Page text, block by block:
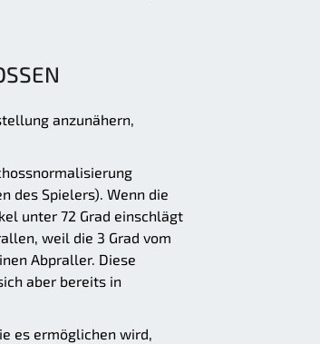
anzunähern,
des Spielers). Wenn die
unter 72 Grad einschlägt
weil die 3 Grad vom
Abpraller. Diese
aber bereits in
es ermöglichen wird,